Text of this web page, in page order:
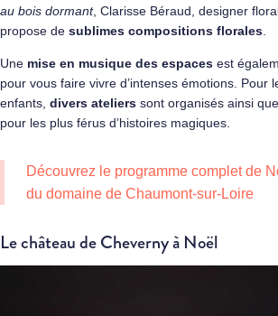
au bois dormant, Clarisse Béraud, designer
propose de sublimes compositions florales.
Une mise en musique des espaces est
pour vous faire vivre d’intenses émotions. Pour
enfants, divers ateliers sont organisés ainsi
pour les plus férus d’histoires magiques.
Découvrez le programme complet de
du domaine de Chaumont-sur-Loire
Le château de Cheverny à Noël